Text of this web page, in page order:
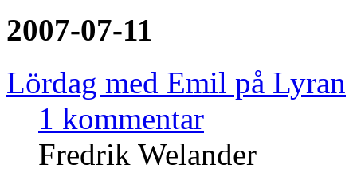
2007-07-11
Lördag med Emil på Lyran
1 kommentar
Fredrik Welander